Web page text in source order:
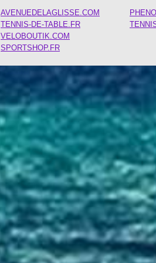
AVENUEDELAGLISSE.COM
TENNIS-DE-TABLE.FR
VELOBOUTIK.COM
SPORTSHOP.FR